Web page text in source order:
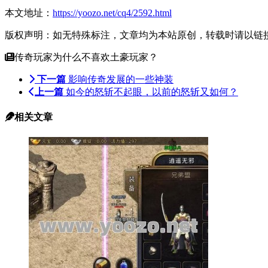
本文地址： https://yoozo.net/cq4/2592.html
版权声明：如无特殊标注，文章均为本站原创，转载时请以链
传奇玩家为什么不喜欢土豪玩家？
下一篇 影响传奇发展的一些神装
上一篇 如今的怒斩不起眼，以前的怒斩又如何？
相关文章